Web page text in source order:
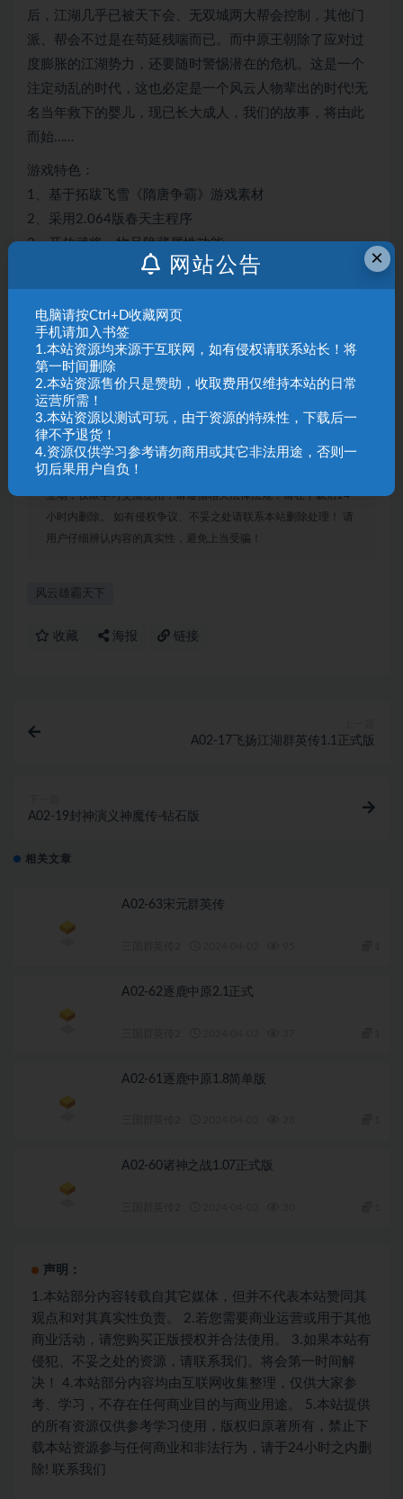
后，江湖几乎已被天下会、无双城两大帮会控制，其他门
派、帮会不过是在苟延残喘而已。而中原王朝除了应对过
度膨胀的江湖势力，还要随时警惕潜在的危机。这是一个
注定动乱的时代，这也必定是一个风云人物辈出的时代!无
名当年救下的婴儿，现已长大成人，我们的故事，将由此
而始……
游戏特色：
1、基于拓跋飞雪《隋唐争霸》游戏素材
2、采用2.064版春天主程序
3、开放武将、物品隐藏属性功能
4、设置组合武將技和新軍師技
5、设置专属武器、马匹、物品
6、武、智大于125可触发必杀
7、开启玩家武将无限升级功能
8、本游戏总共215名武将，32座城池
更多特色请玩家自行体验，欢迎大家批评指正！
声明：本站资源来自会员发布以及互联网公开收集，不代表本站
立场，仅限学习交流使用，请遵循相关法律法规，请在下载后24
小时内删除。 如有侵权争议、不妥之处请联系本站删除处理！ 请
用户仔细辨认内容的真实性，避免上当受骗！
风云雄霸天下
收藏 海报 链接
A02-17飞扬江湖群英传1.1正式版
A02-19封神演义神魔传-钻石版
相关文章
A02-63宋元群英传
A02-62逐鹿中原2.1正式
A02-61逐鹿中原1.8简单版
A02-60诸神之战1.07正式版
声明：
1.本站部分内容转载自其它媒体，但并不代表本站赞同其
观点和对其真实性负责。 2.若您需要商业运营或用于其他
商业活动，请您购买正版授权并合法使用。 3.如果本站有
侵犯、不妥之处的资源，请联系我们。将会第一时间解
决！ 4.本站部分内容均由互联网收集整理，仅供大家参
考、学习，不存在任何商业目的与商业用途。 5.本站提供
的所有资源仅供参考学习使用，版权归原著所有，禁止下
载本站资源参与任何商业和非法行为，请于24小时之内删
除! 联系我们
×
网站公告
电脑请按Ctrl+D收藏网页
手机请加入书签
1.本站资源均来源于互联网，如有侵权请联系站长！将
第一时间删除
2.本站资源售价只是赞助，收取费用仅维持本站的日常
运营所需！
3.本站资源以测试可玩，由于资源的特殊性，下载后一
律不予退货！
4.资源仅供学习参考请勿商用或其它非法用途，否则一
切后果用户自负！